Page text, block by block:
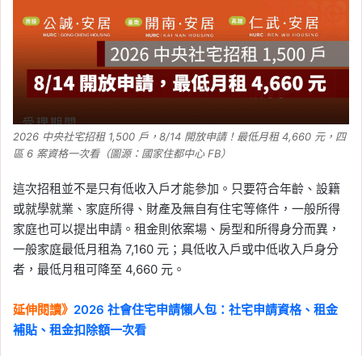
2026 中央社宅招租 1,500 戶，8/14 開放申請！最低月租 4,660 元，四
區 6 案資格一次看（圖源：國家住都中心 FB）
這次招租並不是只有低收入戶才能參加。只要符合年齡、設籍
或就學就業、家庭所得、財產及無自有住宅等條件，一般所得
家庭也可以提出申請。租金則依案場、房型和所得身分而異，
一般家庭最低月租為 7,160 元；具低收入戶或中低收入戶身分
者，最低月租可降至 4,660 元。
延伸閱讀》 2026 社會住宅申請懶人包：社宅申請資格、租金
補貼、租金扣除額一次看